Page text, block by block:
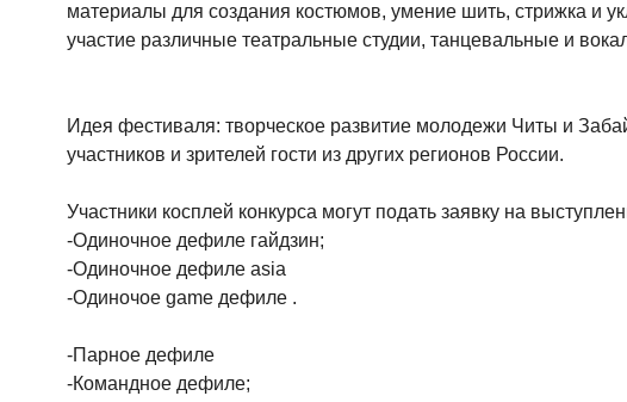
материалы для создания костюмов, умение шить, стрижка и
участие различные театральные студии, танцевальные и
Идея фестиваля: творческое развитие молодежи Читы и
участников и зрителей гости из других регионов России.
Участники косплей конкурса могут подать заявку на
-Одиночное дефиле гайдзин;
-Одиночное дефиле asia
-Одиночое game дефиле .
-Парное дефиле
-Командное дефиле;